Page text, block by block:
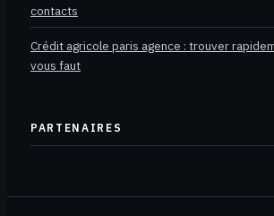
contacts
Crédit agricole paris agence : trouver
vous faut
PARTENAIRES